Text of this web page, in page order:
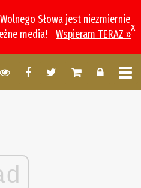
Słowa jest niezmiernie
media!
Wspieram TERAZ »
x